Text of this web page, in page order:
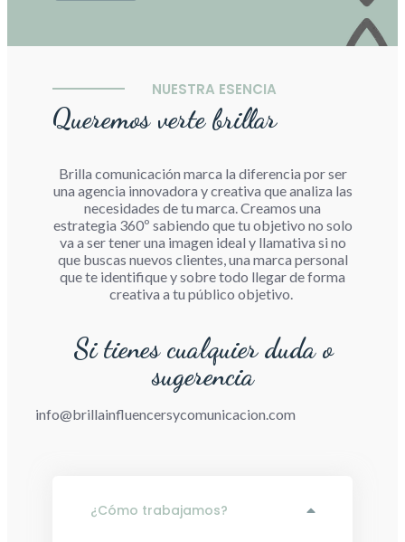
NUESTRA ESENCIA
Queremos verte brillar
Brilla comunicación marca la diferencia por ser
una agencia innovadora y creativa que analiza las
necesidades de tu marca. Creamos una
estrategia 360º sabiendo que tu objetivo no solo
va a ser tener una imagen ideal y llamativa si no
que buscas nuevos clientes, una marca personal
que te identifique y sobre todo llegar de forma
creativa a tu público objetivo.
Si tienes cualquier duda o
sugerencia
info@brillainfluencersycomunicacion.com
¿Cómo trabajamos?